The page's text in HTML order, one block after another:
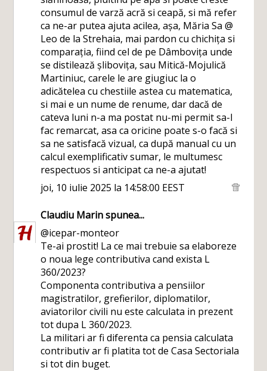
consumul de varză acră si ceapă, si mă refer
ca ne-ar putea ajuta acilea, așa, Măria Sa @
Leo de la Strehaia, mai pardon cu chichița si
comparația, fiind cel de pe Dâmbovița unde
se distilează șlibovița, sau Mitică-Mojulică
Martiniuc, carele le are giugiuc la o
adicătelea cu chestiile astea cu matematica,
si mai e un nume de renume, dar dacă de
cateva luni n-a ma postat nu-mi permit sa-l
fac remarcat, asa ca oricine poate s-o facă si
sa ne satisfacă vizual, ca după manual cu un
calcul exemplificativ sumar, le multumesc
respectuos si anticipat ca ne-a ajutat!
joi, 10 iulie 2025 la 14:58:00 EEST
Claudiu Marinspunea...
@icepar-monteor
Te-ai prostit! La ce mai trebuie sa elaboreze
o noua lege contributiva cand exista L
360/2023?
Componenta contributiva a pensiilor
magistratilor, grefierilor, diplomatilor,
aviatorilor civili nu este calculata in prezent
tot dupa L 360/2023.
La militari ar fi diferenta ca pensia calculata
contributiv ar fi platita tot de Casa Sectoriala
si tot din buget.